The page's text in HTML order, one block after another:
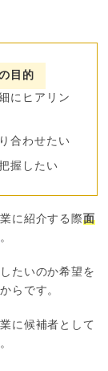
目的
にヒアリン
合わせたい
握したい
に紹介する際面
。
たいのか希望を
らです。
に候補者として